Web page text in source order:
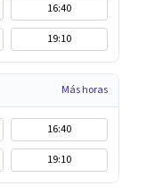
16:40
19:10
Más horas
16:40
19:10